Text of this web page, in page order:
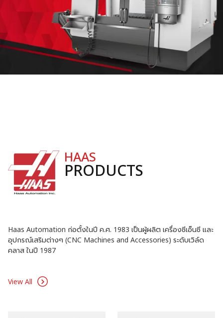
HAAS
PRODUCTS
Haas Automation ก่อตั้งในปี ค.ศ. 1983 เป็นผู้ผลิต เครื่องซีเอ็นซี และ
อุปกรณ์เสริมต่างๆ (CNC Machines and Accessories) ระดับเวิล์ด
คลาส ในปี 1987
View All